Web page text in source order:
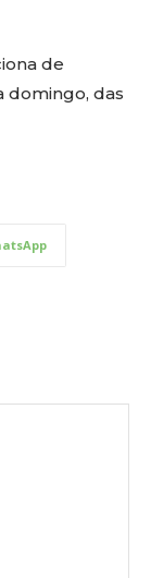
de
domingo, das